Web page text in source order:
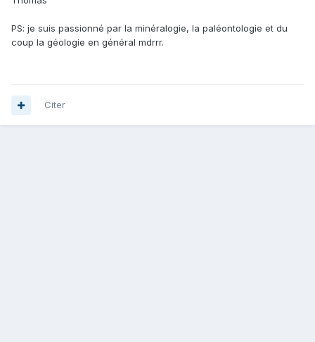
PS: je suis passionné par la minéralogie, la paléontologie et du
coup la géologie en général mdrrr.
Citer